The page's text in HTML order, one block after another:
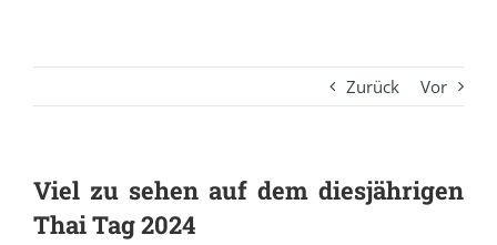
Zurück Vor
Viel zu sehen auf dem diesjährigen
Thai Tag 2024